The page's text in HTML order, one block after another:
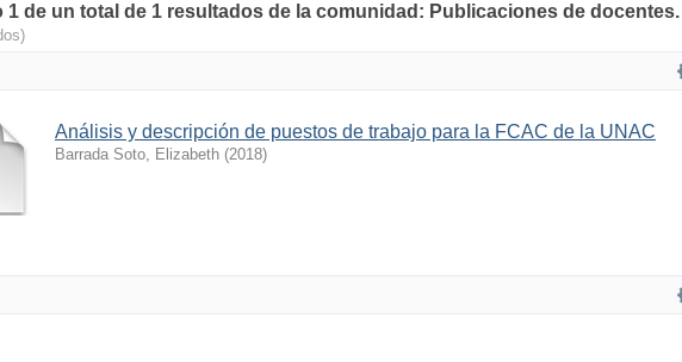
1 de un total de 1 resultados de la comunidad: Publicaciones de docentes.
Análisis y descripción de puestos de trabajo para la FCAC de la UNAC
Barrada Soto, Elizabeth (2018)